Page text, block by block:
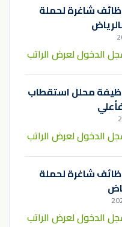
شاغرة لحملة
الدخول لعرض الراتب
محلل استقطاب
الدخول لعرض الراتب
شاغرة لحملة
الدخول لعرض الراتب